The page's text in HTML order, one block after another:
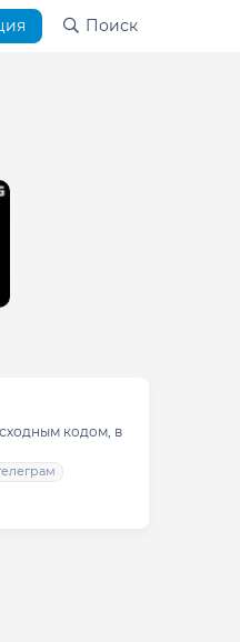
Поиск
кодом, в